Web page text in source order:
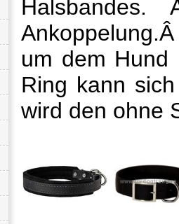
um dem
Ring kann
wird den ohne